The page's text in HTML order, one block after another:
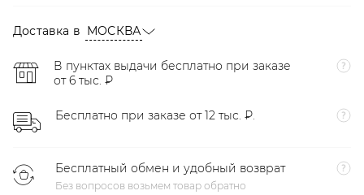
Доставка в МОСКВА
В пунктах выдачи бесплатно при заказе
от 6 тыс. ₽
Бесплатно при заказе от 12 тыс. ₽.
Бесплатный обмен и удобный возврат
Без вопросов возьмем товар обратно